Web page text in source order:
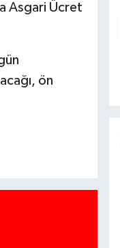
Asgari Ücret
ön